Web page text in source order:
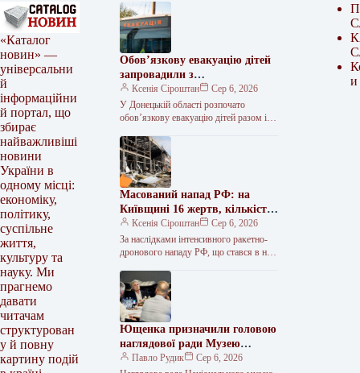
«Каталог
новин» —
універсальни
й
інформаційни
й портал, що
збирає
найважливіші
новини
України в
одному місці:
економіку,
політику,
суспільне
життя,
культуру та
науку. Ми
прагнемо
давати
читачам
структурован
у й повну
картину подій
Обов’язкову евакуацію дітей
запровадили з
найнебезпечніших зон
Краматорська та двох сусідніх
селищ.
Ксенія Сіроштан
Сер 6, 2026
У Донецькій області розпочато
обов’язкову евакуацію дітей разом із
Красноторка та Біленьке, а також
найбільш вразливих…
Масований напад РФ: на
Київщині 16 жертв, кількість
поранених сягнула 36
Ксенія Сіроштан
Сер 6, 2026
За наслідками інтенсивного ракетно-
дронового нападу РФ, що стався в ніч
зафіксовано 36 поранених, 16 людей…
Ющенка призначили головою
наглядової ради Музею
Голодомору
Павло Рудик
Сер 6, 2026
и